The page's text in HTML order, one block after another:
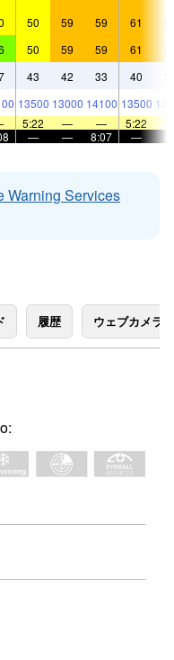
50 59 59 61
50 59 59 61
43 42 33 40
13500 13000 14100 13500
5:22 — — 5:22
— — 8:07 —
Warning Services
履歴 ウェブカメラ